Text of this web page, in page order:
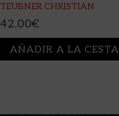
TEUBNER CHRISTIAN
42,00€
AÑADIR A LA CESTA